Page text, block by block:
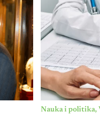
Nauka i politika,